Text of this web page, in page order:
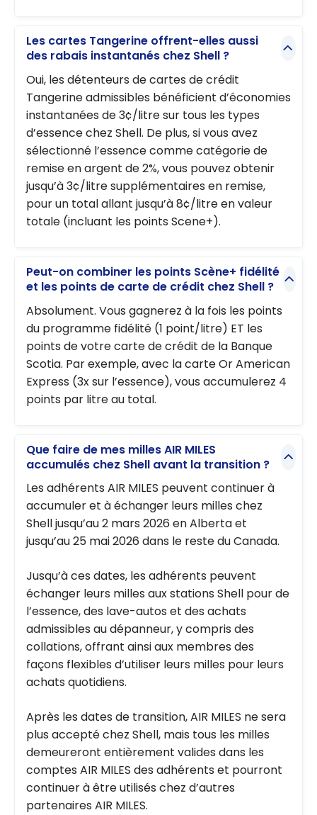
Les cartes Tangerine offrent-elles aussi
des rabais instantanés chez Shell ?
Oui, les détenteurs de cartes de crédit
Tangerine admissibles bénéficient d’économies
instantanées de 3¢/litre sur tous les types
d’essence chez Shell. De plus, si vous avez
sélectionné l’essence comme catégorie de
remise en argent de 2%, vous pouvez obtenir
jusqu’à 3¢/litre supplémentaires en remise,
pour un total allant jusqu’à 8¢/litre en valeur
totale (incluant les points Scene+).
Peut-on combiner les points Scène+ fidélité
et les points de carte de crédit chez Shell ?
Absolument. Vous gagnerez à la fois les points
du programme fidélité (1 point/litre) ET les
points de votre carte de crédit de la Banque
Scotia. Par exemple, avec la carte Or American
Express (3x sur l’essence), vous accumulerez 4
points par litre au total.
Que faire de mes milles AIR MILES
accumulés chez Shell avant la transition ?
Les adhérents AIR MILES peuvent continuer à
accumuler et à échanger leurs milles chez
Shell jusqu’au 2 mars 2026 en Alberta et
jusqu’au 25 mai 2026 dans le reste du Canada.
Jusqu’à ces dates, les adhérents peuvent
échanger leurs milles aux stations Shell pour de
l’essence, des lave-autos et des achats
admissibles au dépanneur, y compris des
collations, offrant ainsi aux membres des
façons flexibles d’utiliser leurs milles pour leurs
achats quotidiens.
Après les dates de transition, AIR MILES ne sera
plus accepté chez Shell, mais tous les milles
demeureront entièrement valides dans les
comptes AIR MILES des adhérents et pourront
continuer à être utilisés chez d’autres
partenaires AIR MILES.